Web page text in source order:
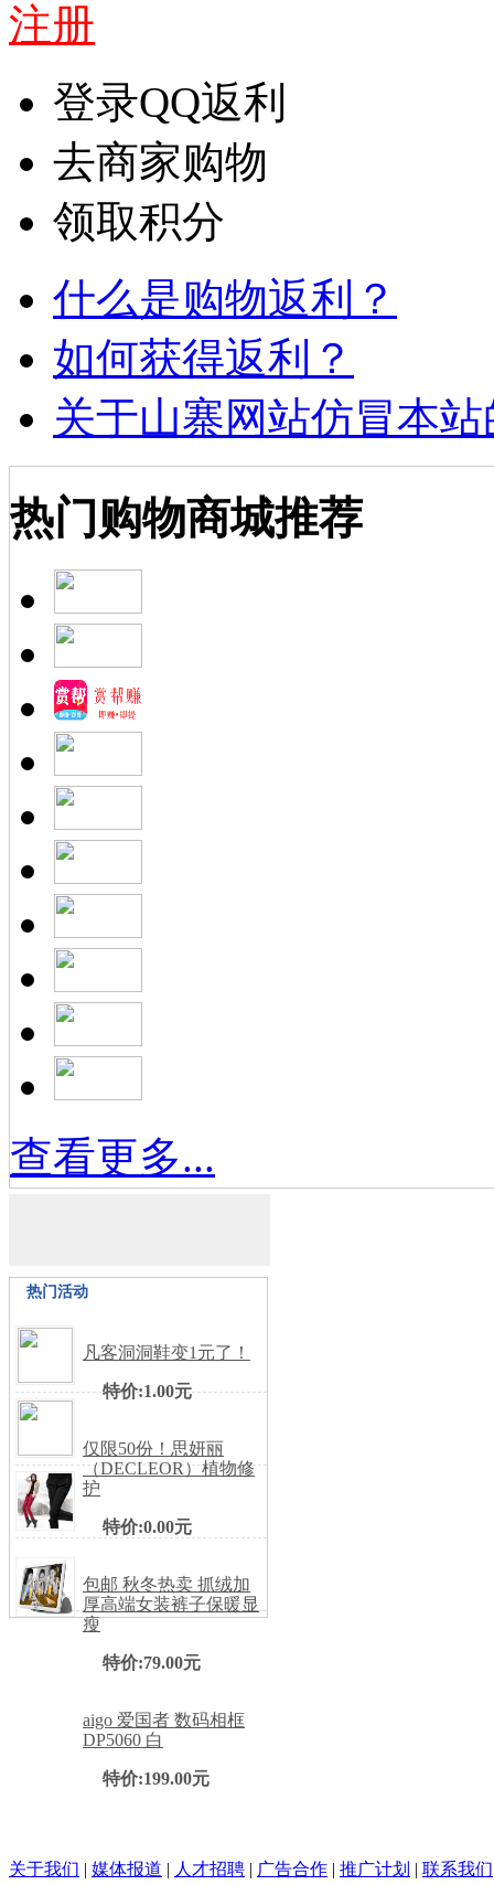
注册
登录QQ返利
去商家购物
领取积分
什么是购物返利？
如何获得返利？
关于山寨网站仿冒本
热门购物商城推荐
查看更多...
热门活动
凡客洞洞鞋变1元了！
特价:1.00元
仅限50份！思妍丽
（DECLEOR）植物修
护
特价:0.00元
包邮 秋冬热卖 抓绒加
厚高端女装裤子保暖显
瘦
特价:79.00元
aigo 爱国者 数码相框
DP5060 白
特价:199.00元
关于我们 | 媒体报道 | 人才招聘 | 广告合作 | 推广计划 | 联系我们